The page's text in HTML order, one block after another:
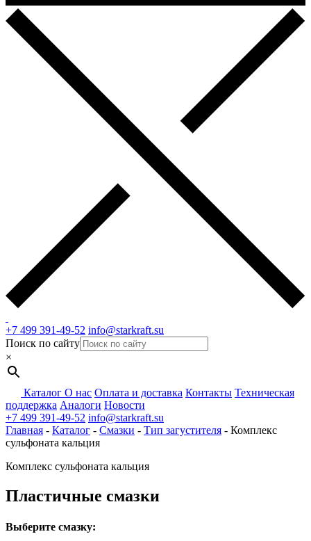
+7 499 391-49-52 info@starkraft.su
Поиск по сайту
×
Каталог О нас Оплата и доставка Контакты Техническая
поддержка Аналоги Новости
+7 499 391-49-52 info@starkraft.su
Главная - Каталог - Смазки - Тип загустителя - Комплекс
сульфоната кальция
Комплекс сульфоната кальция
Пластичные смазки
Выберите смазку: